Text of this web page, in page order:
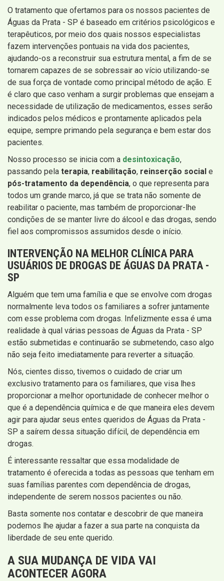
O tratamento que ofertamos para os nossos pacientes de
Águas da Prata - SP é baseado em critérios psicológicos e
terapêuticos, por meio dos quais nossos especialistas
fazem intervenções pontuais na vida dos pacientes,
ajudando-os a reconstruir sua estrutura mental, a fim de se
tornarem capazes de se sobressair ao vício utilizando-se
de sua força de vontade como principal método de ação. E
é claro que caso venham a surgir problemas que ensejam a
necessidade de utilização de medicamentos, esses serão
indicados pelos médicos e prontamente aplicados pela
equipe, sempre primando pela segurança e bem estar dos
pacientes.
Nosso processo se inicia com a desintoxicação,
passando pela terapia, reabilitação, reinserção social e
pós-tratamento da dependência, o que representa para
todos um grande marco, já que se trata não somente de
reabilitar o paciente, mas também de proporcionar-lhe
condições de se manter livre do álcool e das drogas, sendo
fiel aos compromissos assumidos desde o início.
INTERVENÇÃO NA MELHOR CLÍNICA PARA
USUÁRIOS DE DROGAS DE ÁGUAS DA PRATA -
SP
Alguém que tem uma família e que se envolve com drogas
normalmente leva todos os familiares a sofrer juntamente
com esse problema com drogas. Infelizmente essa é uma
realidade à qual várias pessoas de Águas da Prata - SP
estão submetidas e continuarão se submetendo, caso algo
não seja feito imediatamente para reverter a situação.
Nós, cientes disso, tivemos o cuidado de criar um
exclusivo tratamento para os familiares, que visa lhes
proporcionar a melhor oportunidade de conhecer melhor o
que é a dependência química e de que maneira eles devem
agir para ajudar seus entes queridos de Águas da Prata -
SP a saírem dessa situação difícil, de dependência em
drogas.
É interessante ressaltar que essa modalidade de
tratamento é oferecida a todas as pessoas que tenham em
suas famílias parentes com dependência de drogas,
independente de serem nossos pacientes ou não.
Basta somente nos contatar e descobrir de que maneira
podemos lhe ajudar a fazer a sua parte na conquista da
liberdade de seu ente querido.
A SUA MUDANÇA DE VIDA VAI
ACONTECER AGORA